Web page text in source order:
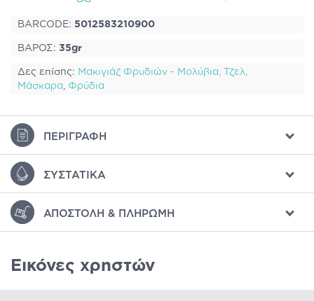
BARCODE: 5012583210900
ΒΑΡΟΣ: 35gr
Δες επίσης: Μακιγιάζ Φρυδιών - Μολύβια, Τζελ,
Μάσκαρα, Φρύδια
ΠΕΡΙΓΡΑΦΉ
ΣΥΣΤΑΤΙΚΆ
ΑΠΟΣΤΟΛΉ & ΠΛΗΡΩΜΉ
Εικόνες χρηστών